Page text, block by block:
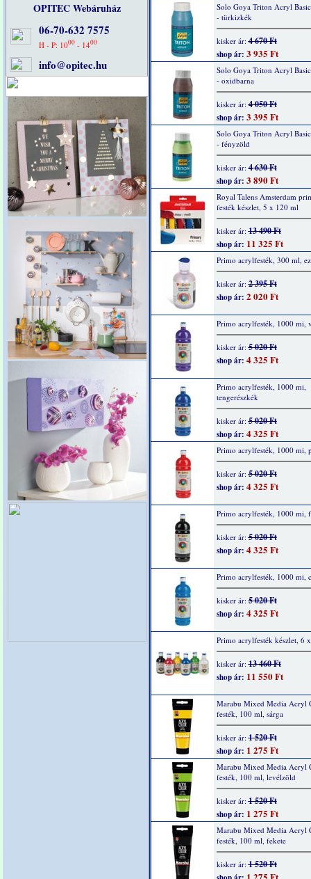
OPITEC Webáruház
06-70-632 7575
H - P: 1000 - 1400
info@opitec.hu
Solo Goya Triton Acryl
- türkizkék
kisker ár:4 670 Ft
shop ár: 3 935 Ft
Solo Goya Triton Acryl
- oxidbarna
kisker ár:4 050 Ft
shop ár: 3 395 Ft
Solo Goya Triton Acryl
- fényzöld
kisker ár:4 630 Ft
shop ár: 3 890 Ft
Royal Talens Amsterdam
festék készlet, 5 x 120 ml
kisker ár:13 490 Ft
shop ár: 11 325 Ft
Primo acrylfesték, 300 ml,
kisker ár:2 395 Ft
shop ár: 2 020 Ft
Primo acrylfesték, 1000 mi,
kisker ár:5 020 Ft
shop ár: 4 325 Ft
Primo acrylfesték, 1000 mi,
tengerészkék
kisker ár:5 020 Ft
shop ár: 4 325 Ft
Primo acrylfesték, 1000 mi,
kisker ár:5 020 Ft
shop ár: 4 325 Ft
Primo acrylfesték, 1000 mi,
kisker ár:5 020 Ft
shop ár: 4 325 Ft
Primo acrylfesték, 1000 mi,
kisker ár:5 020 Ft
shop ár: 4 325 Ft
Primo acrylfesték készlet, 6
kisker ár:13 460 Ft
shop ár: 11 550 Ft
Marabu Mixed Media Acryl
festék, 100 ml, sárga
kisker ár:1 520 Ft
shop ár: 1 275 Ft
Marabu Mixed Media Acryl
festék, 100 ml, levélzöld
kisker ár:1 520 Ft
shop ár: 1 275 Ft
Marabu Mixed Media Acryl
festék, 100 ml, fekete
kisker ár:1 520 Ft